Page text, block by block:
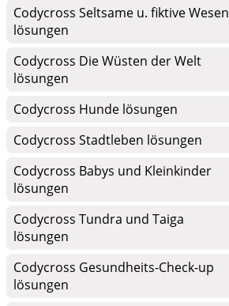
Codycross Seltsame u. fiktive Wesen
lösungen
Codycross Die Wüsten der Welt
lösungen
Codycross Hunde lösungen
Codycross Stadtleben lösungen
Codycross Babys und Kleinkinder
lösungen
Codycross Tundra und Taiga
lösungen
Codycross Gesundheits-Check-up
lösungen